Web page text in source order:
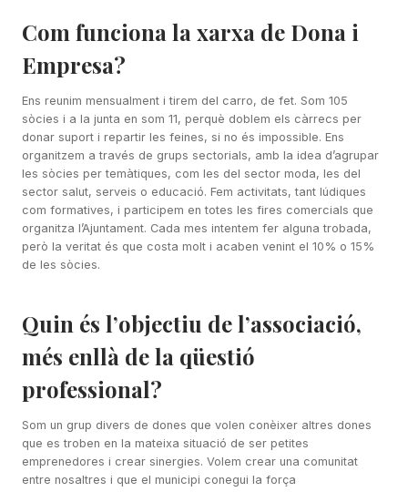
Com funciona la xarxa de Dona i
Empresa?
Ens reunim mensualment i tirem del carro, de fet. Som 105
sòcies i a la junta en som 11, perquè doblem els càrrecs per
donar suport i repartir les feines, si no és impossible. Ens
organitzem a través de grups sectorials, amb la idea d’agrupar
les sòcies per temàtiques, com les del sector moda, les del
sector salut, serveis o educació. Fem activitats, tant lúdiques
com formatives, i participem en totes les fires comercials que
organitza l’Ajuntament. Cada mes intentem fer alguna trobada,
però la veritat és que costa molt i acaben venint el 10% o 15%
de les sòcies.
Quin és l’objectiu de l’associació,
més enllà de la qüestió
professional?
Som un grup divers de dones que volen conèixer altres dones
que es troben en la mateixa situació de ser petites
emprenedores i crear sinergies. Volem crear una comunitat
entre nosaltres i que el municipi conegui la força